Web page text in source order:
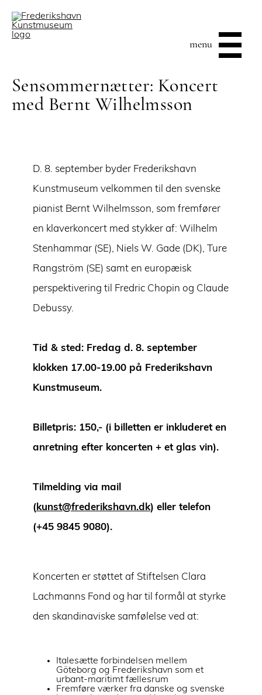
menu
Sensommernætter: Koncert
med Bernt Wilhelmsson
D. 8. september byder Frederikshavn
Kunstmuseum velkommen til den svenske
pianist Bernt Wilhelmsson, som fremfører
en klaverkoncert med stykker af: Wilhelm
Stenhammar (SE), Niels W. Gade (DK), Ture
Rangström (SE) samt en europæisk
perspektivering til Fredric Chopin og Claude
Debussy.
Tid & sted: Fredag d. 8. september
klokken 17.00-19.00 på Frederikshavn
Kunstmuseum.
Billetpris: 150,- (i billetten er inkluderet en
anretning efter koncerten + et glas vin).
Tilmelding via mail
(kunst@frederikshavn.dk) eller telefon
(+45 9845 9080).
Koncerten er støttet af Stiftelsen Clara
Lachmanns Fond og har til formål at styrke
den skandinaviske samfølelse ved at:
Italesætte forbindelsen mellem
Göteborg og Frederikshavn som et
urbant-maritimt fællesrum
Fremføre værker fra danske og svenske